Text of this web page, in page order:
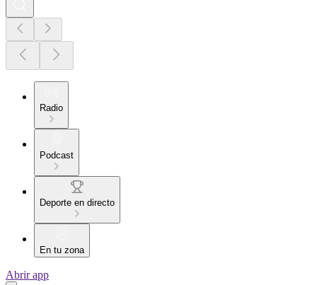
Radio
Podcast
Deporte en directo
En tu zona
Abrir app